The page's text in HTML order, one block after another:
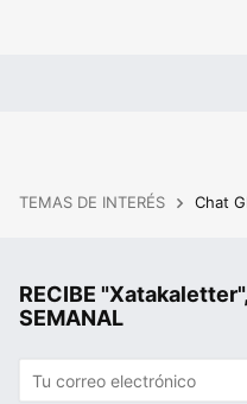
TEMAS DE INTERÉS Chat
RECIBE
SEMANAL